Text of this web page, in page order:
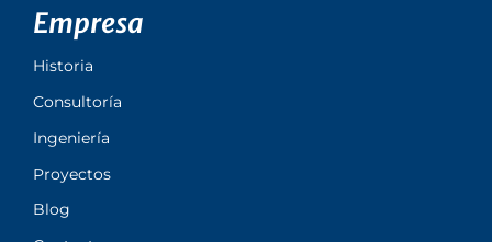
Empresa
Historia
Consultoría
Ingeniería
Proyectos
Blog